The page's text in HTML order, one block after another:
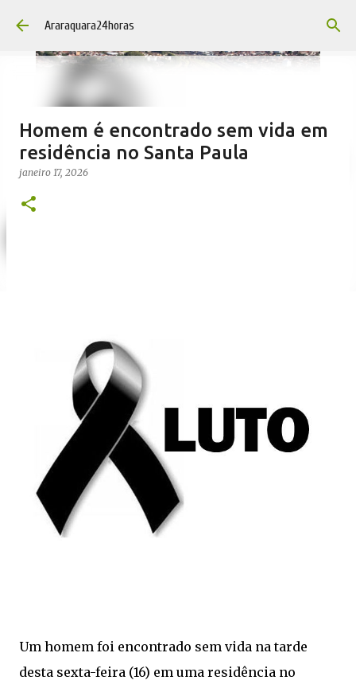
Pular para o conteúdo principal
Araraquara24horas
Homem é encontrado sem vida em
residência no Santa Paula
janeiro 17, 2026
Um homem foi encontrado sem vida na tarde
desta sexta-feira (16) em uma residência no